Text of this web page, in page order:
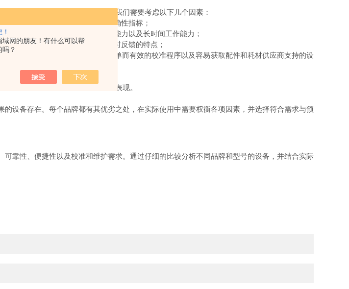
域网的朋友！有什么可以帮
吗？
溶解氧检测仪。通常情况下，我们需要考虑以下几个因素：
规格表，并了解它们所提供的准确性指标；
应具有较高耐用性、防水防尘能力以及长时间工作能力；
。此外，它应具备快速响应和即时反馈的特点；
是必要的。因此，选择具有简单而有效的校准程序以及容易获取配件和耗材供应商支持的设
了解它们在精度与可靠性方面的表现。
备存在。每个品牌都有其优劣之处，在实际使用中需要权衡各项因素，并选择符合需求与预
性、便捷性以及校准和维护需求。通过仔细的比较分析不同品牌和型号的设备，并结合实际